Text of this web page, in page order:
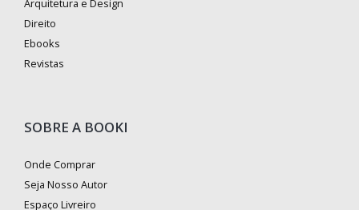
Arquitetura e Design
Direito
Ebooks
Revistas
SOBRE A BOOKI
Onde Comprar
Seja Nosso Autor
Espaço Livreiro